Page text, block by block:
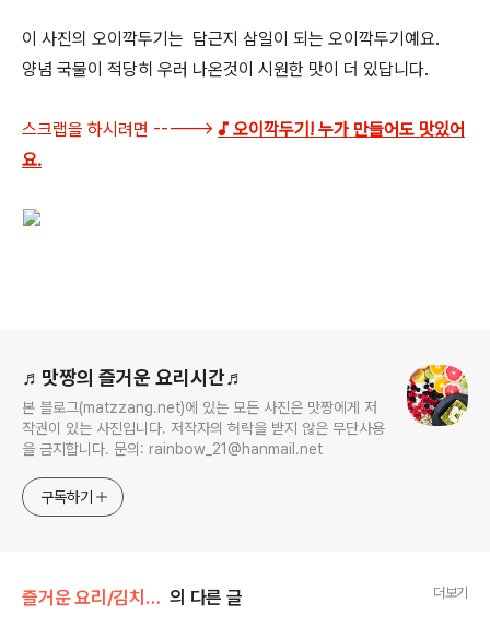
이 사진의 오이깍두기는 담근지 삼일이 되는 오이깍두기예요.
양념 국물이 적당히 우러 나온것이 시원한 맛이 더 있답니다.
스크랩을 하시려면 -----> ♪ 오이깍두기! 누가 만들어도 맛있어
요.
♬맛짱의 즐거운 요리시간♬
본 블로그(matzzang.net)에 있는 모든 사진은 맛짱에게 저
작권이 있는 사진입니다. 저작자의 허락을 받지 않은 무단사용
을 금지합니다. 문의: rainbow_21@hanmail.net
구독하기
즐거운 요리/김치 겉절이 의 다른 글 더보기